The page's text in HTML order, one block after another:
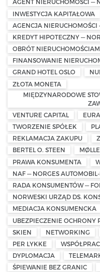
AGENT NIERUCHOMOŚCI —
INWESTYCJA KAPITAŁOWA
AGENCJA
KREDYT HIPOTECZNY —
OBRÓT
FINANSOWANIE
GRAND HOTEL OSLO
ZŁOTA MONETA
MIĘDZYNARODOWE
VENTURE CAPITAL
TWORZENIE SPÓŁEK
REKLAMACJA ZAKUPU
BERTEL O. STEEN
PRAWA KONSUMENTA
NAF — NORGES
RADA KONSUMENTÓW —
NORWESKI URZĄD DS.
MEDIACJA KONSUMENCKA
UBEZPIECZENIE OCHRONY
SKIEN
NETWORKING
PER LYKKE
DYPLOMACJA
ŚPIEWANIE BEZ GRANIC